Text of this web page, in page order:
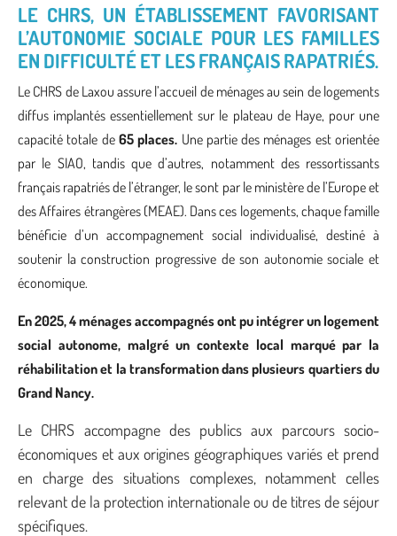
LE CHRS, UN ÉTABLISSEMENT FAVORISANT
L’AUTONOMIE SOCIALE POUR LES FAMILLES
EN DIFFICULTÉ ET LES FRANÇAIS RAPATRIÉS.
Le CHRS de Laxou assure l’accueil de ménages au sein de logements
diffus implantés essentiellement sur le plateau de Haye, pour une
capacité totale de 65 places. Une partie des ménages est orientée
par le SIAO, tandis que d’autres, notamment des ressortissants
français rapatriés de l’étranger, le sont par le ministère de l’Europe et
des Affaires étrangères (MEAE). Dans ces logements, chaque famille
bénéficie d’un accompagnement social individualisé, destiné à
soutenir la construction progressive de son autonomie sociale et
économique.
En 2025, 4 ménages accompagnés ont pu intégrer un logement
social autonome, malgré un contexte local marqué par la
réhabilitation et la transformation dans plusieurs quartiers du
Grand Nancy.
Le CHRS accompagne des publics aux parcours socio-
économiques et aux origines géographiques variés et prend
en charge des situations complexes, notamment celles
relevant de la protection internationale ou de titres de séjour
spécifiques.